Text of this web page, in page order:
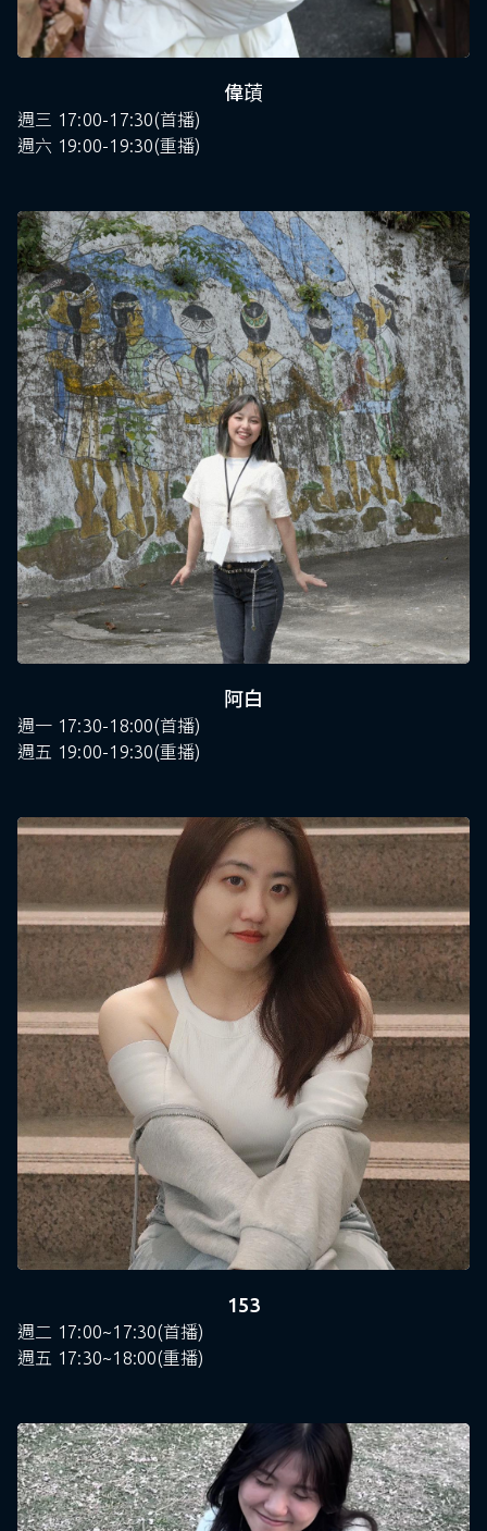
偉䔛
週三 17:00-17:30(首播)
週六 19:00-19:30(重播)
阿白
週一 17:30-18:00(首播)
週五 19:00-19:30(重播)
153
週二 17:00~17:30(首播)
週五 17:30~18:00(重播)